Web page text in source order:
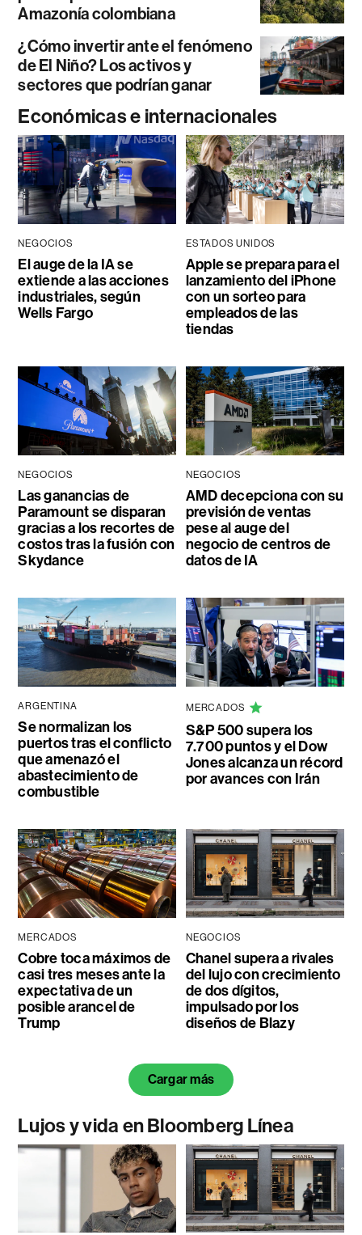
Amazonía colombiana
¿Cómo invertir ante el fenómeno
de El Niño? Los activos y
sectores que podrían ganar
Económicas e internacionales
NEGOCIOS
El auge de la IA se
extiende a las acciones
industriales, según
Wells Fargo
ESTADOS UNIDOS
Apple se prepara para el
lanzamiento del iPhone
con un sorteo para
empleados de las
tiendas
NEGOCIOS
Las ganancias de
Paramount se disparan
gracias a los recortes de
costos tras la fusión con
Skydance
NEGOCIOS
AMD decepciona con su
previsión de ventas
pese al auge del
negocio de centros de
datos de IA
ARGENTINA
Se normalizan los
puertos tras el conflicto
que amenazó el
abastecimiento de
combustible
MERCADOS
S&P 500 supera los
7.700 puntos y el Dow
Jones alcanza un récord
por avances con Irán
MERCADOS
Cobre toca máximos de
casi tres meses ante la
expectativa de un
posible arancel de
Trump
NEGOCIOS
Chanel supera a rivales
del lujo con crecimiento
de dos dígitos,
impulsado por los
diseños de Blazy
Cargar más
Lujos y vida en Bloomberg Línea